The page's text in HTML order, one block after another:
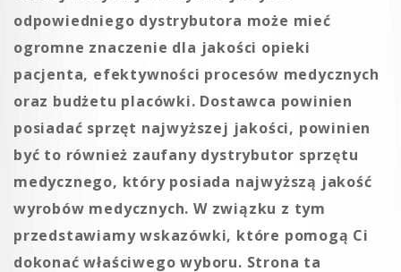
odpowiedniego dystrybutora może mieć
ogromne znaczenie dla jakości opieki
pacjenta, efektywności procesów medycznych
oraz budżetu placówki. Dostawca powinien
posiadać sprzęt najwyższej jakości, powinien
być to również zaufany dystrybutor sprzętu
medycznego, który posiada najwyższą jakość
wyrobów medycznych. W związku z tym
przedstawiamy wskazówki, które pomogą Ci
dokonać właściwego wyboru. Strona ta